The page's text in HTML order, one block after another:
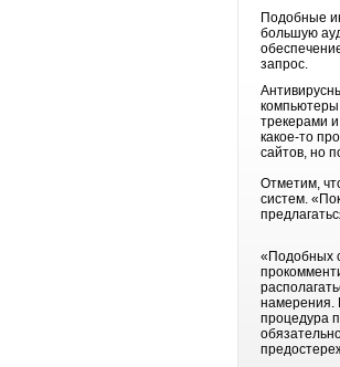
Подобные
большую
запрос.
компьютеры
трекерами
какое-то
сайтов, но
Отметим,
систем.
«Подобных
намерения.
процедура